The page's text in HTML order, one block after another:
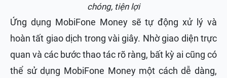
chóng, tiện lợi
Ứng dụng MobiFone Money sẽ tự động xử lý và
hoàn tất giao dịch trong vài giây. Nhờ giao diện trực
quan và các bước thao tác rõ ràng, bất kỳ ai cũng có
thể sử dụng MobiFone Money một cách dễ dàng,